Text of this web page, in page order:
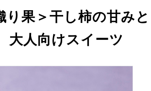
り果＞干し柿の甘みと
大人向けスイーツ